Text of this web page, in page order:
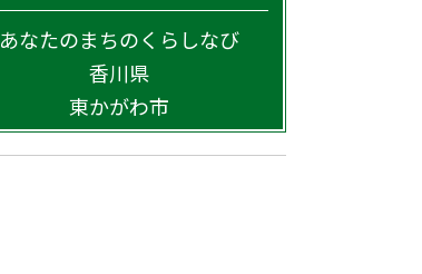
あなたのまちのくらしなび
香川県
東かがわ市